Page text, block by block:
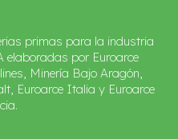
primas para la industria
elaboradas por Euroarce
Minería Bajo Aragón,
Euroarce Italia y Euroarce